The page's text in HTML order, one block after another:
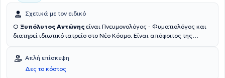
Σχετικά με τον ειδικό
Ο Ξυπόλυτος Αντώνης είναι Πνευμονολόγος - Φυματιολόγος και
διατηρεί ιδιωτικό ιατρείο στο Νέο Κόσμο. Είναι απόφοιτος της
Πνευμονολογία στην Ά Πνευμονολογική Κλινική του Γενικού
Νοσοκομείου Νοσημάτων Θώρακος "Η Σωτηρία",
συμπεριλαμβανομένης της κυκλικής άσκησης στις Ά Παθολογική
Απλή επίσκεψη
Δες το κόστος